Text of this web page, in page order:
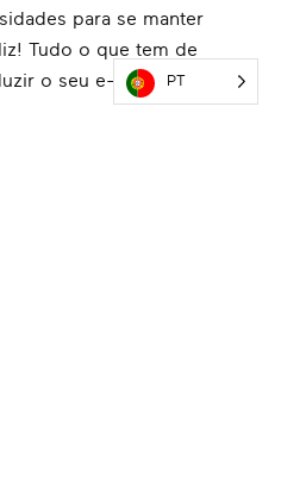
para se manter
Tudo o que tem de
o seu e-mail para
PT